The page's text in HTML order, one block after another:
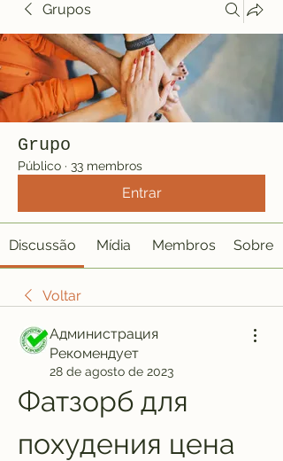
Grupos
Grupo
Público · 33 membros
Entrar
Discussão Mídia Membros Sobre
Voltar
Администрация
Рекомендует
28 de agosto de 2023
Фатзорб для
похудения цена